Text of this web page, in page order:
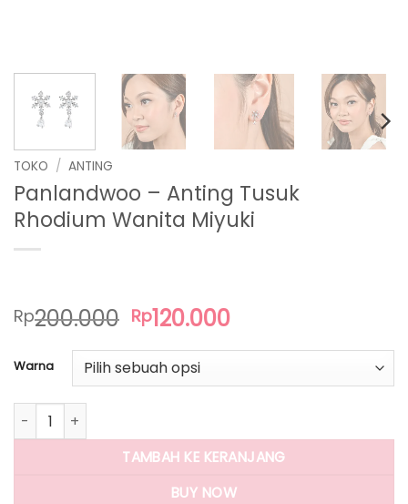
TOKO / ANTING
Panlandwoo – Anting Tusuk
Rhodium Wanita Miyuki
Rp200.000 Harga
adalah:
Rp200.000.
Rp120.000Harga
adalah:
Warna
Kuantitas Panlandwoo - Anting Tusuk Rhodium Wanita
TAMBAH KE KERANJANG
BUY NOW